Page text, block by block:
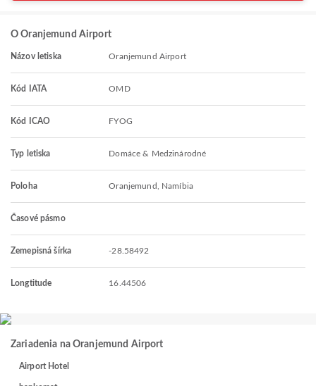
O Oranjemund Airport
Názov letiska Oranjemund Airport
Kód IATA OMD
Kód ICAO FYOG
Typ letiska Domáce & Medzinárodné
Poloha Oranjemund, Namíbia
Časové pásmo
Zemepisná šírka -28.58492
Longtitude 16.44506
Zariadenia na Oranjemund Airport
Airport Hotel